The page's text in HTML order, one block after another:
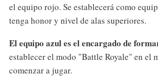
el equipo rojo. Se establecerá como
tenga honor y nivel de alas superiores.
El equipo azul es el encargado de
establecer el modo "Battle Royale" en el
comenzar a jugar.